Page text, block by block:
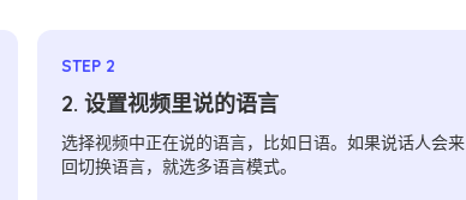
STEP 2
2. 设置视频里说的语言
选择视频中正在说的语言，比如日语。如果说话人会来
回切换语言，就选多语言模式。